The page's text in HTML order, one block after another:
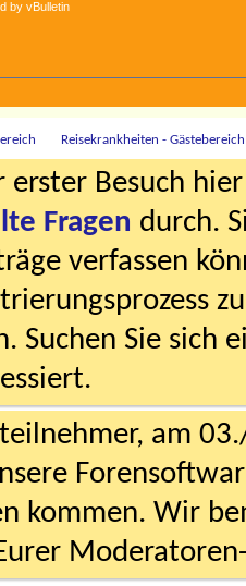
Reisekrankheiten - Gästebereich
erster Besuch
Fragen durch.
verfassen
Suchen Sie sich
am
kommen. Wir